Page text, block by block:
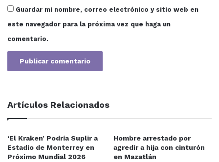
Guardar mi nombre, correo electrónico y sitio web en
este navegador para la próxima vez que haga un
comentario.
Artículos Relacionados
‘El Kraken’ Podría Suplir a
Estadio de Monterrey en
Próximo Mundial 2026
Hombre arrestado por
agredir a hija con cinturón
en Mazatlán